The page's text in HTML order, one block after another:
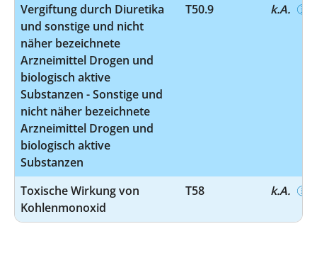
Vergiftung durch Diuretika
und sonstige und nicht
näher bezeichnete
Arzneimittel Drogen und
biologisch aktive
Substanzen - Sonstige und
nicht näher bezeichnete
Arzneimittel Drogen und
biologisch aktive
Substanzen
T50.9 k.A.
Toxische Wirkung von
Kohlenmonoxid
T58 k.A.